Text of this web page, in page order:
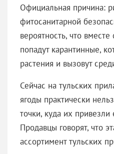
Официальная причина:
фитосанитарной
вероятность, что
попадут карантинные,
растения и вызовут
Сейчас на тульских
ягоды практически
точки, куда их
Продавцы говорят, что
ассортимент тульских